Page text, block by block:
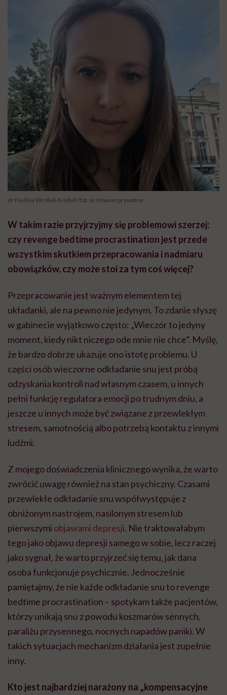
dr Paulina Wróbel-Knybel /fot. archiwum prywatne
W takim razie przyjrzyjmy się problemowi szerzej:
czy revenge bedtime procrastination jest przede
wszystkim skutkiem przepracowania i nadmiaru
obowiązków, czy może stoi za tym coś więcej?
Przepracowanie jest ważnym elementem tej
układanki, ale na pewno nie jedynym. To zdanie słyszę
w gabinecie wyjątkowo często: „Wieczór to jedyny
moment, kiedy nikt niczego ode mnie nie chce”. Myślę,
że bardzo dobrze ukazuje ono istotę problemu. U
części osób wieczorne odkładanie snu jest próbą
odzyskania kontroli nad własnym czasem, u innych
pełni funkcję regulatora emocji po trudnym dniu, a
jeszcze u innych może być związane z przewlekłym
stresem, samotnością albo potrzebą kontaktu z innymi
ludźmi.
Z mojego doświadczenia klinicznego wynika, że warto
zwrócić uwagę również na stan psychiczny. Czasami
przewlekłe odkładanie snu współwystępuje z
obniżonym nastrojem, nasilonym stresem lub
pierwszymi objawami depresji. Nie traktowałabym
tego jako objawu depresji samego w sobie, lecz raczej
jako sygnał, że warto przyjrzeć się temu, jak dana
osoba funkcjonuje psychicznie. Jednocześnie
pamiętajmy, że nie każde odkładanie snu to revenge
bedtime procrastination – spotykam także pacjentów,
którzy unikają snu z powodu koszmarów sennych,
paraliżu przysennego, nocnych napadów paniki. W
takich sytuacjach mechanizm działania jest zupełnie
inny.
Kto jest najbardziej narażony na „kompensacyjne